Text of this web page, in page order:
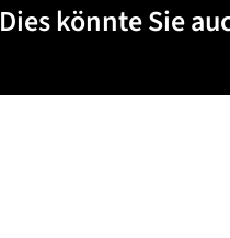
Dies könnte Sie